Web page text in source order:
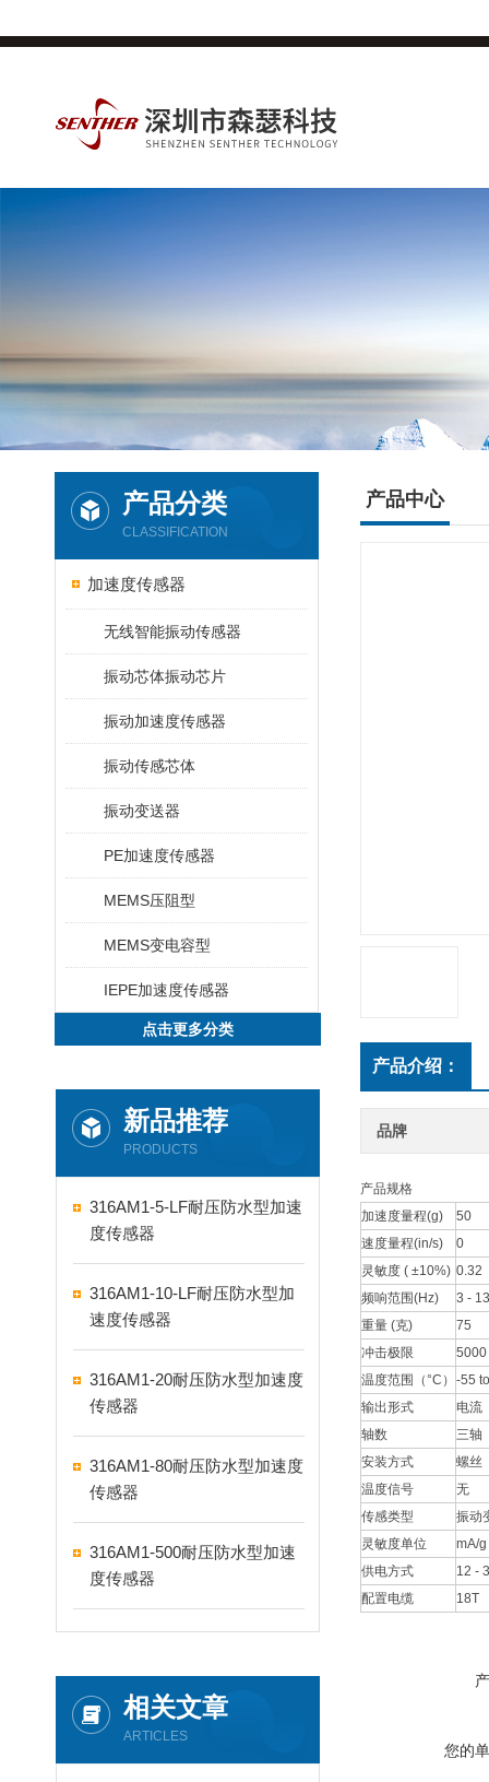
产品分类
CLASSIFICATION
加速度传感器
无线智能振动传感器
振动芯体振动芯片
振动加速度传感器
振动传感芯体
振动变送器
PE加速度传感器
MEMS压阻型
MEMS变电容型
IEPE加速度传感器
点击更多分类
新品推荐
PRODUCTS
316AM1-5-LF耐压防水型加速
度传感器
316AM1-10-LF耐压防水型加
速度传感器
316AM1-20耐压防水型加速度
传感器
316AM1-80耐压防水型加速度
传感器
316AM1-500耐压防水型加速
度传感器
相关文章
ARTICLES
产品中心
产品介绍：
品牌
产品规格
加速度量程(g)
50
速度量程(in/s)
0
灵敏度 ( ±10%) 0.32
频响范围(Hz)
3 -
重量 (克)
75
冲击极限
5000
温度范围（°C） -55
输出形式
电流
轴数
三轴
安装方式
螺丝
温度信号
无
传感类型
振动
灵敏度单位
mA/g
供电方式
12 -
配置电缆
18T
您的